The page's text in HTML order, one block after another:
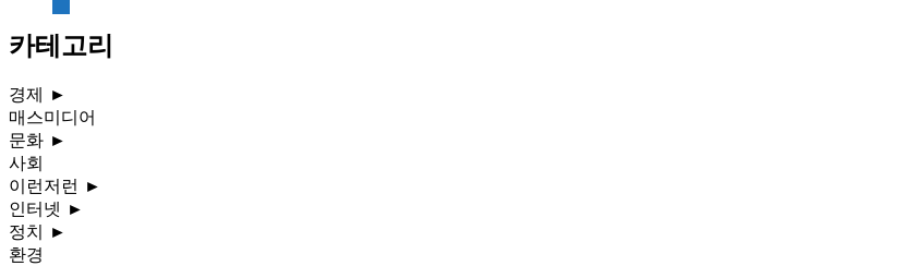
document
카테고리
경제
►
매스미디어
문화 ►
사회
이런저런 ►
인터넷 ►
정치
►
환경